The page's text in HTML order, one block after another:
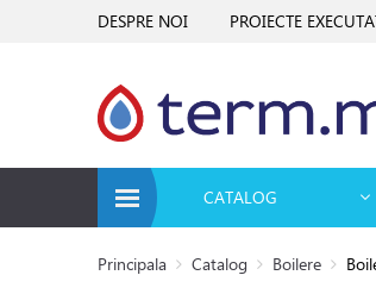
DESPRE NOI PROIECTE
CATALOG
Principala Catalog Boilere